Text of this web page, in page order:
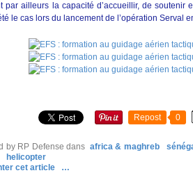
par ailleurs la capacité d’accueillir, de soutenir
le cas lors du lancement de l’opération Serval
Repost 0
by RP Defense dans africa & maghreb
helicopter
cet article
…